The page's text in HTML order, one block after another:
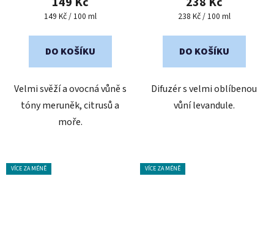
je
z
Měrná
149 Kč / 100 ml
DO KOŠÍKU
Velmi svěží a ovocná vůně s
tóny meruněk, citrusů a
moře.
je
z
Měrná
238 Kč / 100 ml
DO KOŠÍKU
Difuzér s velmi oblíbenou
vůní levandule.
VÍCE ZA MÉNĚ VÍCE ZA MÉNĚ